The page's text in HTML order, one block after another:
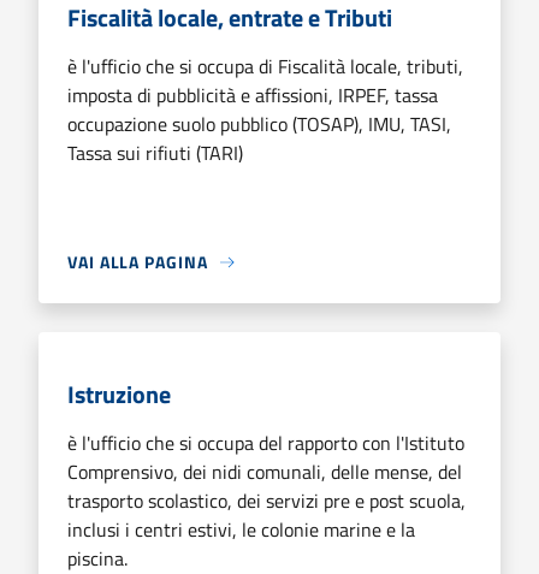
Fiscalità locale, entrate e Tributi
è l'ufficio che si occupa di Fiscalità locale, tributi,
imposta di pubblicità e affissioni, IRPEF, tassa
occupazione suolo pubblico (TOSAP), IMU, TASI,
Tassa sui rifiuti (TARI)
VAI ALLA PAGINA
Istruzione
è l'ufficio che si occupa del rapporto con l'Istituto
Comprensivo, dei nidi comunali, delle mense, del
trasporto scolastico, dei servizi pre e post scuola,
inclusi i centri estivi, le colonie marine e la
piscina.